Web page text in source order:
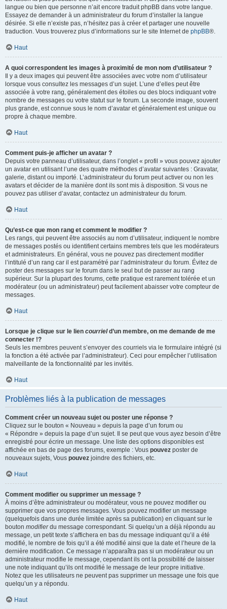
langue ou bien que personne n’ait encore traduit phpBB dans votre langue.
Essayez de demander à un administrateur du forum d’installer la langue
désirée. Si elle n’existe pas, n’hésitez pas à créer et partager une nouvelle
traduction. Vous trouverez plus d’informations sur le site Internet de phpBB®.
Haut
A quoi correspondent les images à proximité de mon nom d’utilisateur ?
Il y a deux images qui peuvent être associées avec votre nom d’utilisateur
lorsque vous consultez les messages d’un sujet. L’une d’elles peut être
associée à votre rang, généralement des étoiles ou des blocs indiquant votre
nombre de messages ou votre statut sur le forum. La seconde image, souvent
plus grande, est connue sous le nom d’avatar et généralement est unique ou
propre à chaque membre.
Haut
Comment puis-je afficher un avatar ?
Depuis votre panneau d’utilisateur, dans l’onglet « profil » vous pouvez ajouter
un avatar en utilisant l’une des quatre méthodes d’avatar suivantes : Gravatar,
galerie, distant ou importé. L’administrateur du forum peut activer ou non les
avatars et décider de la manière dont ils sont mis à disposition. Si vous ne
pouvez pas utiliser d’avatar, contactez un administrateur du forum.
Haut
Qu’est-ce que mon rang et comment le modifier ?
Les rangs, qui peuvent être associés au nom d’utilisateur, indiquent le nombre
de messages postés ou identifient certains membres tels que les modérateurs
et administrateurs. En général, vous ne pouvez pas directement modifier
l’intitulé d’un rang car il est paramétré par l’administrateur du forum. Évitez de
poster des messages sur le forum dans le seul but de passer au rang
supérieur. Sur la plupart des forums, cette pratique est rarement tolérée et un
modérateur (ou un administrateur) peut facilement abaisser votre compteur de
messages.
Haut
Lorsque je clique sur le lien courrield’un membre, on me demande de me
connecter !?
Seuls les membres peuvent s’envoyer des courriels via le formulaire intégré (si
la fonction a été activée par l’administrateur). Ceci pour empêcher l’utilisation
malveillante de la fonctionnalité par les invités.
Haut
Problèmes liés à la publication de messages
Comment créer un nouveau sujet ou poster une réponse ?
Cliquez sur le bouton « Nouveau » depuis la page d’un forum ou
« Répondre » depuis la page d’un sujet. Il se peut que vous ayez besoin d’être
enregistré pour écrire un message. Une liste des options disponibles est
affichée en bas de page des forums, exemple : Vous pouvez poster de
nouveaux sujets, Vous pouvez joindre des fichiers, etc.
Haut
Comment modifier ou supprimer un message ?
À moins d’être administrateur ou modérateur, vous ne pouvez modifier ou
supprimer que vos propres messages. Vous pouvez modifier un message
(quelquefois dans une durée limitée après sa publication) en cliquant sur le
bouton modifierdu message correspondant. Si quelqu’un a déjà répondu au
message, un petit texte s’affichera en bas du message indiquant qu’il a été
modifié, le nombre de fois qu’il a été modifié ainsi que la date et l’heure de la
dernière modification. Ce message n’apparaîtra pas si un modérateur ou un
administrateur modifie le message, cependant ils ont la possibilité de laisser
une note indiquant qu’ils ont modifié le message de leur propre initiative.
Notez que les utilisateurs ne peuvent pas supprimer un message une fois que
quelqu’un y a répondu.
Haut